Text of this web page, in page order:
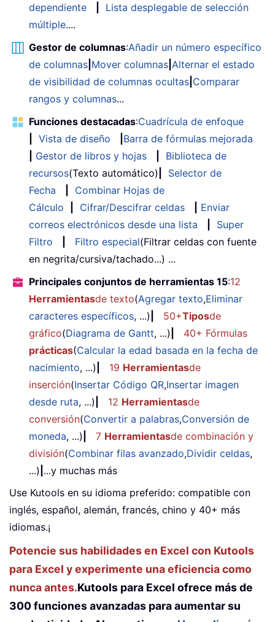
dependiente
Lista desplegable de selección
múltiple....
Gestor de columnas:Añadir un número específico
de columnas Mover columnas Alternar el estado
de visibilidad de columnas ocultas Comparar
rangos y columnas...
Funciones destacadas:Cuadrícula de enfoque
Vista de diseño
Barra de fórmulas mejorada
Gestor de libros y hojas
Biblioteca de
recursos(Texto automático)
Selector de
Fecha
Combinar Hojas de
Cálculo
Cifrar/Descifrar celdas
Enviar
correos electrónicos desde una lista
Super
Filtro
Filtro especial(Filtrar celdas con fuente
en negrita/cursiva/tachado...) ...
Principales conjuntos de herramientas 15:12
Herramientasde texto(Agregar texto,Eliminar
caracteres específicos, ...) 50+Tiposde
gráfico(Diagrama de Gantt, ...)
40+ Fórmulas
prácticas(Calcular la edad basada en la fecha de
nacimiento, ...) 19 Herramientasde
inserción(Insertar Código QR,Insertar imagen
desde ruta, ...) 12 Herramientasde
conversión(Convertir a palabras,Conversión de
moneda, ...) 7 Herramientasde combinación y
división(Combinar filas avanzado,Dividir celdas,
...) ...y muchas más
Use Kutools en su idioma preferido: compatible con
inglés, español, alemán, francés, chino y 40+ más
idiomas.¡
Potencie sus habilidades en Excel con Kutools
para Excel y experimente una eficiencia como
nunca antes.Kutools para Excel ofrece más de
300 funciones avanzadas para aumentar su